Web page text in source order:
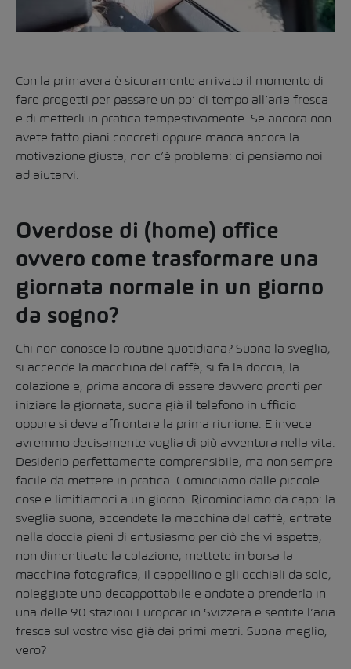
Con la primavera è sicuramente arrivato il momento di
fare progetti per passare un po’ di tempo all’aria fresca
e di metterli in pratica tempestivamente. Se ancora non
avete fatto piani concreti oppure manca ancora la
motivazione giusta, non c’è problema: ci pensiamo noi
ad aiutarvi.
Overdose di (home) office
ovvero come trasformare una
giornata normale in un giorno
da sogno?
Chi non conosce la routine quotidiana? Suona la sveglia,
si accende la macchina del caffè, si fa la doccia, la
colazione e, prima ancora di essere davvero pronti per
iniziare la giornata, suona già il telefono in ufficio
oppure si deve affrontare la prima riunione. E invece
avremmo decisamente voglia di più avventura nella vita.
Desiderio perfettamente comprensibile, ma non sempre
facile da mettere in pratica. Cominciamo dalle piccole
cose e limitiamoci a un giorno. Ricominciamo da capo: la
sveglia suona, accendete la macchina del caffè, entrate
nella doccia pieni di entusiasmo per ciò che vi aspetta,
non dimenticate la colazione, mettete in borsa la
macchina fotografica, il cappellino e gli occhiali da sole,
noleggiate una decappottabile e andate a prenderla in
una delle 90 stazioni Europcar in Svizzera e sentite l’aria
fresca sul vostro viso già dai primi metri. Suona meglio,
vero?